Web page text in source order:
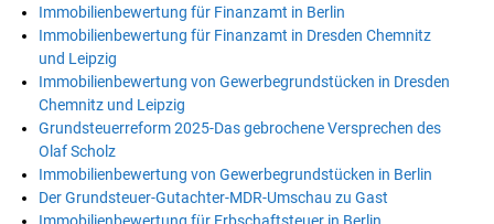
Immobilienbewertung für Finanzamt in Berlin
Immobilienbewertung für Finanzamt in Dresden Chemnitz
und Leipzig
Immobilienbewertung von Gewerbegrundstücken in Dresden
Chemnitz und Leipzig
Grundsteuerreform 2025-Das gebrochene Versprechen des
Olaf Scholz
Immobilienbewertung von Gewerbegrundstücken in Berlin
Der Grundsteuer-Gutachter-MDR-Umschau zu Gast